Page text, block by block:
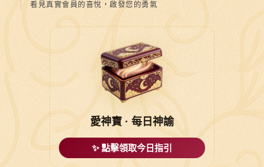
看見真實會員的喜悅，啟發您的勇氣
愛神寶 · 每日神諭
✨ 點擊領取今日指引